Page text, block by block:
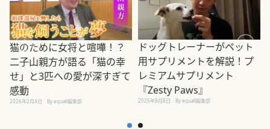
猫のために女将と喧嘩！？
二子山親方が語る「猫の幸
せ」と3匹への愛が深すぎて
感動
2026年2月4日 By equall編集部
ドッグトレーナーがペット
用サプリメントを解説！プ
レミアムサプリメント
『Zesty Paws』
2025年8月8日 By equall編集部